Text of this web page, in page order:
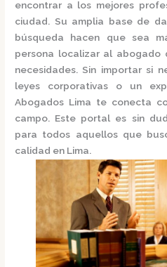
encontrar a los mejores
ciudad. Su amplia base de
búsqueda hacen que sea
persona localizar al abogado
necesidades. Sin importar si
leyes corporativas o un
Abogados Lima te conecta
campo. Este portal es sin
para todos aquellos que
calidad en Lima.